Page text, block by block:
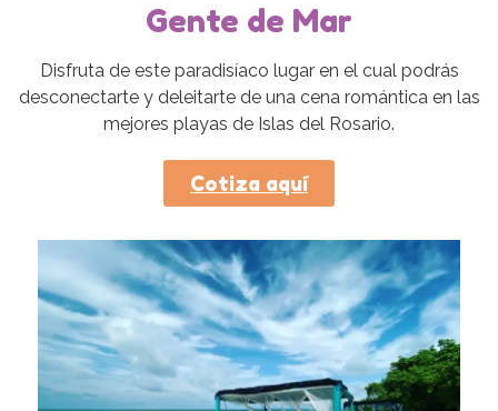
Gente de Mar
Disfruta de este paradisíaco lugar en el cual podrás
desconectarte y deleitarte de una cena romántica en las
mejores playas de Islas del Rosario.
Cotiza aquí